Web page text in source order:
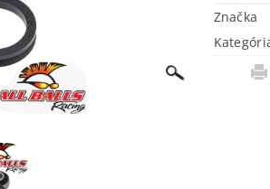
Značka